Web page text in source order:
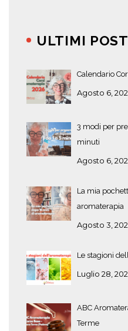
ULTIMI POST
Calendario
Agosto 6,
3 modi per
minuti
Agosto 6,
La mia
aromaterapia
Agosto 3,
Le stagioni
Luglio 28,
ABC
Terme